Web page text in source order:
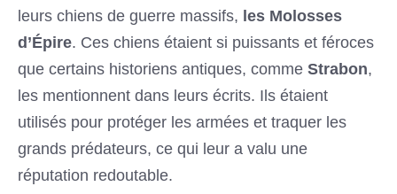
leurs chiens de guerre massifs, les Molosses
d’Épire. Ces chiens étaient si puissants et féroces
que certains historiens antiques, comme Strabon,
les mentionnent dans leurs écrits. Ils étaient
utilisés pour protéger les armées et traquer les
grands prédateurs, ce qui leur a valu une
réputation redoutable.